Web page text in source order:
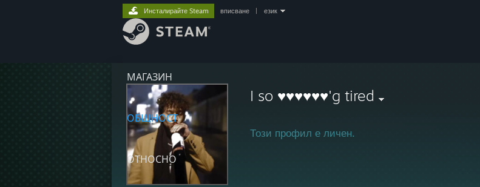
МАГАЗИН
ОБЩНОСТ
ОТНОСНО
Инсталирайте Steam вписване език
I so ♥♥♥♥♥♥'g tired
Този профил е личен.